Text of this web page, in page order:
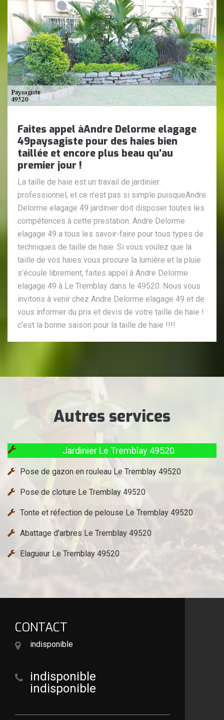
Faites appel àAndre Delorme elagage
49paysagiste pour des haies bien
taillée et encore plus beau qu’au
premier jour !
La taille de haie est un travail de jardinier
professionnel, et ce n’est pas si simple puisqueAndre
Delorme elagage 49 jardinier doit disposer toutes les
compétences à cette prestation. Andre Delorme
elagage 49 a tous les savoir-faire pour tous types de
techniques de taille de haie. Si vous voulez que la
taille de vos haies vous procure la lumière et la pluie
s’écoule librement, faites appel à Andre Delorme
elagage 49 à Le Tremblay dans le 49520. Nous vous
invitons à venir chez Andre Delorme elagage 49 et de
vous informer du prix et devis de votre taille de haie !
c’est la bonne saison pour la taille de haie !!!!
Autres services
Jardinier Le Tremblay 49520
Pose de gazon en rouleau Le Tremblay 49520
Pose de cloture Le Tremblay 49520
Tonte et réfection de pelouse Le Tremblay 49520
Abattage d'arbres Le Tremblay 49520
Elagueur Le Tremblay 49520
CONTACT
indisponible
indisponible
indisponible